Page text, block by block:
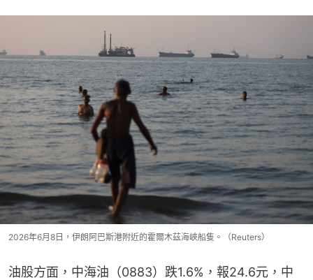
2026年6月8日，伊朗阿巴斯港附近的霍爾木茲海峽船隻。（Reuters）
油股方面，中海油（0883）跌1.6%，報24.6元，中